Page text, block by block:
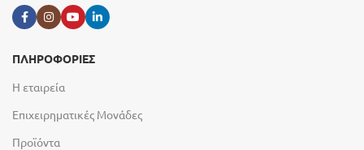
ΠΛΗΡΟΦΟΡΙΕΣ
Η εταιρεία
Επιχειρηματικές Μονάδες
Προϊόντα